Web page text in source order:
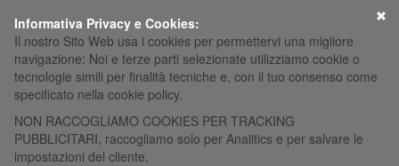
Informativa Privacy e Cookies:
Il nostro Sito Web usa i cookies per permettervi una migliore
navigazione: Noi e terze parti selezionate utilizziamo cookie o
tecnologie simili per finalità tecniche e, con il tuo consenso come
specificato nella cookie policy.
NON RACCOGLIAMO COOKIES PER TRACKING
PUBBLICITARI, raccogliamo solo per Analitics e per salvare le
impostazioni del cliente.
×